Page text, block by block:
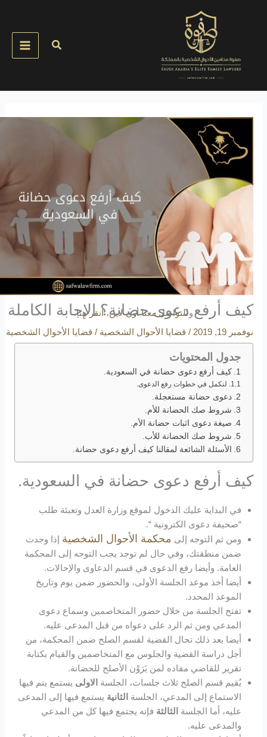
التصنيفات
حضانة؟ الإجابة الكاملة
كيف أرفع دعوى حضانة؟ الإجابة الكاملة
نوفمبر 19, 2019 / قضايا الأحوال الشخصية / قضايا الأحوال الشخصية
كيف أرفع دعوى حضانة إن هذا السؤال يتم تداوله بصورة مستمرة
بين الفئات كافة من المجتمع. وذلك لتشعب تفاصيله. الأمر الذي
دفعنا لتناوله وتوضيح جل الأمور به.. وهو دعوى الحضانة وكيفية
رفعها ضمن المملكة العربية السعودية.
لذلك نقدم لكم هذا المقال المهم نظراً لكثرة الاستفسارات
الواردة بشأنه. ولكثرة القضايا التي تدور في المحاكم حيث يشكل
هذا الموضوع أهمية كبيرة في حياة الأسرة واستقرارها. ولكونه
يبين بعض محاسن التشريع الإسلامي، فأحكام الحضانة وكيفية رفع
الدعوى في السعودية تهم وتؤثر في جميع أفراد المجتمع كونها
تضم الصغير قبل الكبير.
وللتواصل معنا أون لاين، انقر هنا.
جدول المحتويات
كيف أرفع دعوى حضانة في السعودية.
لنكمل في خطوات رفع الدعوى.
دعوى حضانة مستعجلة.
شروط صك الحضانة للأم.
صيغة دعوى اثبات حضانة الأم.
شروط صك الحضانة للأب.
الأسئلة الشائعة لمقالنا كيف أرفع دعوى حضانة.
كيف أرفع دعوى حضانة في السعودية.
في البداية عليك الدخول لموقع وزارة العدل وتعبئة طلب
“صحيفة دعوى الكترونية “.
ومن ثم التوجه إلى محكمة الأحوال الشخصية إذا وجدت
ضمن منطقتك، وفي حال لم توجد يجب التوجه إلى المحكمة
العامة. وأيضا رفع الدعوى في قسم الدعاوى والإحالات.
أيضا أخذ موعد الجلسة الأولى، والحضور ضمن يوم وتاريخ
الموعد المحدد.
تفتح الجلسة من خلال حضور المتخاصمين وسماع دعوى
المدعي ومن ثم الرد على دعواه من قبل المدعى عليه.
أيضا بعد ذلك تحال القضية لقسم الصلح ضمن المحكمة، من
أجل دراسة القضية والجلوس مع المتخاصمين والقيام بكتابة
تقرير للقاضي مفاده لمن يَرَوْن الأصلح للحضانة.
يُقيم قسم الصلح ثلاث جلسات، الجلسة الاولى يستمع يتم فيها
الاستماع إلى المدعي، الجلسة الثانية يستمع فيها إلى المدعى
عليه، أما الجلسة الثالثة فإنه يجتمع فيها كل من المدعي
والمدعى عليه.